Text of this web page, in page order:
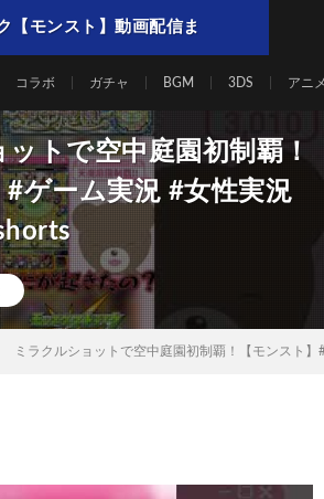
【モンスト】動画配信ま
コラボ ガチャ BGM 3DS アニ
トで空中庭園初制覇！
#ゲーム実況 #女性実況
ミラクルショットで空中庭園初制覇！【モンスト